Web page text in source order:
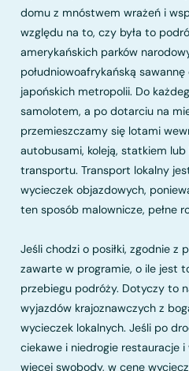
domu z mnóstwem wrażeń i
względu na to, czy była to
amerykańskich parków
południowoafrykańską
japońskich metropolii. Do
samolotem, a po dotarciu na
przemieszczamy się lotami
autobusami, koleją, statkiem
transportu. Transport lokalny
wycieczek objazdowych,
ten sposób malownicze, pełne
Jeśli chodzi o posiłki, zgodnie z
zawarte w programie, o ile jest
przebiegu podróży. Dotyczy to
wyjazdów krajoznawczych z
wycieczek lokalnych. Jeśli po
ciekawe i niedrogie restauracje
więcej swobody, w cenę